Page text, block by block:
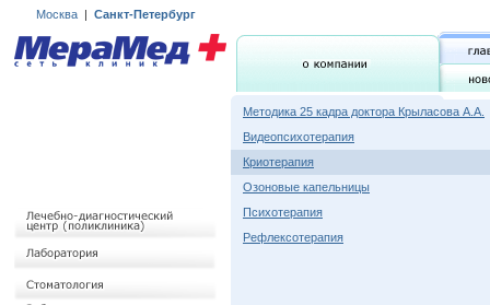
Москва| Санкт-Петербург
Методика 25 кадра доктора Крыласова А.А.
Видеопсихотерапия
Криотерапия
Озоновые капельницы
Психотерапия
Рефлексотерапия